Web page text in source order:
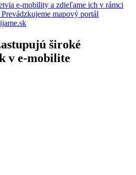
e-mobility a zdieľame ich v rámci
mapový portál
široké
v e-mobilite